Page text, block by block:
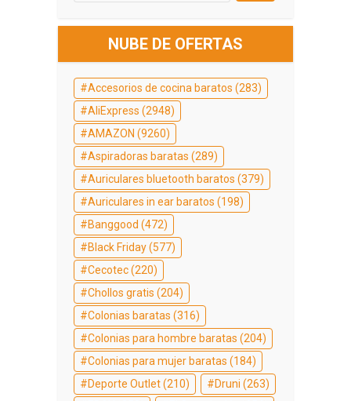
NUBE DE OFERTAS
Accesorios de cocina baratos (283)
AliExpress (2948)
AMAZON (9260)
Aspiradoras baratas (289)
Auriculares bluetooth baratos (379)
Auriculares in ear baratos (198)
Banggood (472)
Black Friday(577)
Cecotec(220)
Chollos gratis (204)
Colonias baratas (316)
Colonias para hombre baratas (204)
Colonias para mujer baratas (184)
Deporte Outlet(210) Druni (263)